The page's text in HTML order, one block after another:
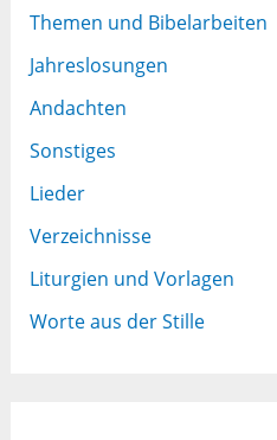
Themen und Bibelarbeiten
Jahreslosungen
Andachten
Sonstiges
Lieder
Verzeichnisse
Liturgien und Vorlagen
Worte aus der Stille